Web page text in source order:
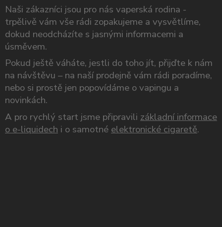
Naši zákazníci jsou pro nás vaperská rodina -
trpělivě vám vše rádi zopakujeme a vysvětlíme,
dokud neodcházíte s jasnými informacemi a
úsměvem.
Pokud ještě váháte, jestli do toho jít, přijďte k nám
na návštěvu – na naší prodejně vám rádi poradíme,
nebo si prostě jen popovídáme o vapingu a
novinkách.
A pro rychlý start jsme připravili základní informace
o e-liquidech i o samotné elektronické cigaretě.